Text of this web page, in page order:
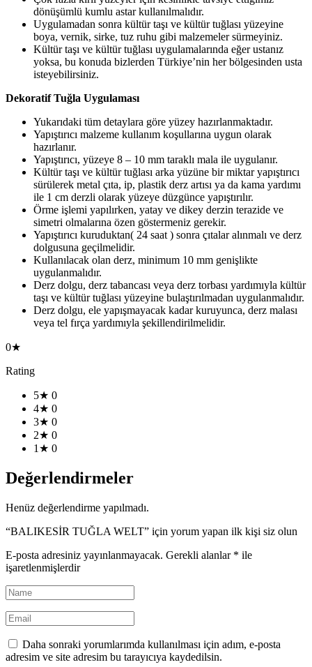
dönüşümlü kumlu astar kullanılmalıdır.
Uygulamadan sonra kültür taşı ve kültür tuğlası yüzeyine
boya, vernik, sirke, tuz ruhu gibi malzemeler sürmeyiniz.
Kültür taşı ve kültür tuğlası uygulamalarında eğer ustanız
yoksa, bu konuda bizlerden Türkiye’nin her bölgesinden usta
isteyebilirsiniz.
Dekoratif Tuğla Uygulaması
Yukarıdaki tüm detaylara göre yüzey hazırlanmaktadır.
Yapıştırıcı malzeme kullanım koşullarına uygun olarak
hazırlanır.
Yapıştırıcı, yüzeye 8 – 10 mm taraklı mala ile uygulanır.
Kültür taşı ve kültür tuğlası arka yüzüne bir miktar yapıştırıcı
sürülerek metal çıta, ip, plastik derz artısı ya da kama yardımı
ile 1 cm derzli olarak yüzeye düzgünce yapıştırılır.
Örme işlemi yapılırken, yatay ve dikey derzin terazide ve
simetri olmalarına özen göstermeniz gerekir.
Yapıştırıcı kuruduktan( 24 saat ) sonra çıtalar alınmalı ve derz
dolgusuna geçilmelidir.
Kullanılacak olan derz, minimum 10 mm genişlikte
uygulanmalıdır.
Derz dolgu, derz tabancası veya derz torbası yardımıyla kültür
taşı ve kültür tuğlası yüzeyine bulaştırılmadan uygulanmalıdır.
Derz dolgu, ele yapışmayacak kadar kuruyunca, derz malası
veya tel fırça yardımıyla şekillendirilmelidir.
0★
Rating
5★ 0
4★ 0
3★ 0
2★ 0
1★ 0
Değerlendirmeler
Henüz değerlendirme yapılmadı.
“BALIKESİR TUĞLA WELT” için yorum yapan ilk kişi siz olun
E-posta adresiniz yayınlanmayacak. Gerekli alanlar * ile
işaretlenmişlerdir
Daha sonraki yorumlarımda kullanılması için adım, e-posta
adresim ve site adresim bu tarayıcıya kaydedilsin.